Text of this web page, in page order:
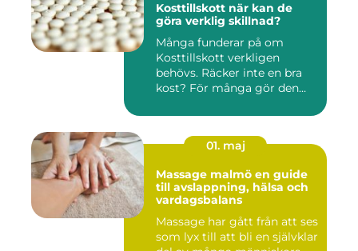
Kosttillskott när kan de
göra verklig skillnad?
Många funderar på om
Kosttillskott verkligen
behövs. Räcker inte en bra
kost? För många gör den
01. maj
Massage malmö en guide
till avslappning, hälsa och
vardagsbalans
Massage har gått från att ses
som lyx till att bli en självklar